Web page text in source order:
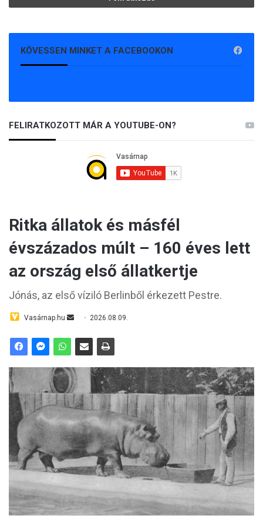
KÖVESSEN MINKET A FACEBOOKON
FELIRATKOZOTT MÁR A YOUTUBE-ON?